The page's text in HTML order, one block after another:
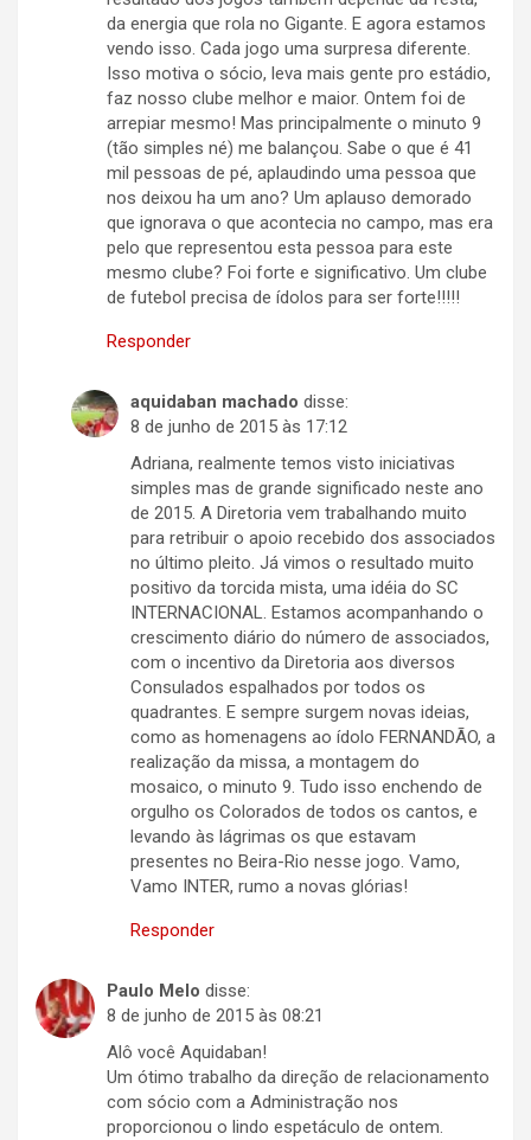
da energia que rola no Gigante. E agora estamos
vendo isso. Cada jogo uma surpresa diferente.
Isso motiva o sócio, leva mais gente pro estádio,
faz nosso clube melhor e maior. Ontem foi de
arrepiar mesmo! Mas principalmente o minuto 9
(tão simples né) me balançou. Sabe o que é 41
mil pessoas de pé, aplaudindo uma pessoa que
nos deixou ha um ano? Um aplauso demorado
que ignorava o que acontecia no campo, mas era
pelo que representou esta pessoa para este
mesmo clube? Foi forte e significativo. Um clube
de futebol precisa de ídolos para ser forte!!!!!
Responder
aquidaban machado disse:
8 de junho de 2015 às 17:12
Adriana, realmente temos visto iniciativas
simples mas de grande significado neste ano
de 2015. A Diretoria vem trabalhando muito
para retribuir o apoio recebido dos associados
no último pleito. Já vimos o resultado muito
positivo da torcida mista, uma idéia do SC
INTERNACIONAL. Estamos acompanhando o
crescimento diário do número de associados,
com o incentivo da Diretoria aos diversos
Consulados espalhados por todos os
quadrantes. E sempre surgem novas ideias,
como as homenagens ao ídolo FERNANDÃO, a
realização da missa, a montagem do
mosaico, o minuto 9. Tudo isso enchendo de
orgulho os Colorados de todos os cantos, e
levando às lágrimas os que estavam
presentes no Beira-Rio nesse jogo. Vamo,
Vamo INTER, rumo a novas glórias!
Responder
Paulo Melo disse:
8 de junho de 2015 às 08:21
Alô você Aquidaban!
Um ótimo trabalho da direção de relacionamento
com sócio com a Administração nos
proporcionou o lindo espetáculo de ontem.